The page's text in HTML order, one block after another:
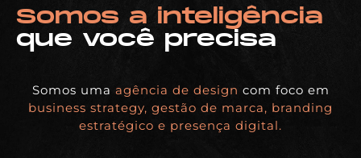
Somos a inteligência
que você precisa
Somos uma agência de design com foco em
business strategy, gestão de marca, branding
estratégico e presença digital.